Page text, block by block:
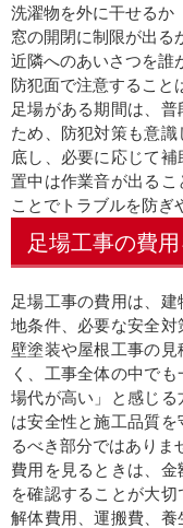
洗濯物を外に干せるか
窓の開閉に制限が出る
近隣へのあいさつを誰
防犯面で注意すること
足場がある期間は、
ため、防犯対策も意
底し、必要に応じて
置中は作業音が出るこ
ことでトラブルを防ぎ
足場工事の費
足場工事の費用は、
地条件、必要な安全
壁塗装や屋根工事の
く、工事全体の中で
場代が高い」と感じ
は安全性と施工品質
るべき部分ではありま
費用を見るときは、
を確認することが大切
解体費用、運搬費、